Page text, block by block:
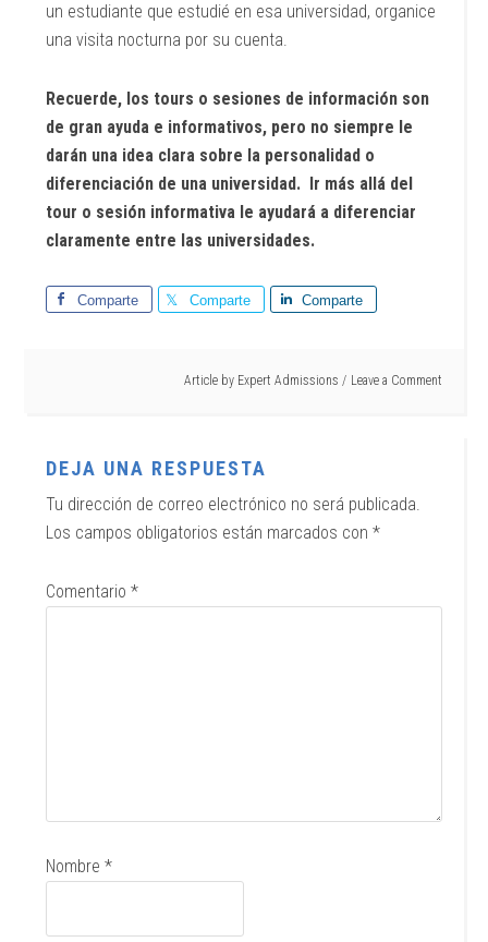
un estudiante que estudié en esa universidad, organice
una visita nocturna por su cuenta.
Recuerde, los tours o sesiones de información son
de gran ayuda e informativos, pero no siempre le
darán una idea clara sobre la personalidad o
diferenciación de una universidad. Ir más allá del
tour o sesión informativa le ayudará a diferenciar
claramente entre las universidades.
Comparte Comparte Comparte
Article by Expert Admissions Leave a Comment
DEJA UNA RESPUESTA
Tu dirección de correo electrónico no será publicada.
Los campos obligatorios están marcados con*
Comentario*
Nombre*